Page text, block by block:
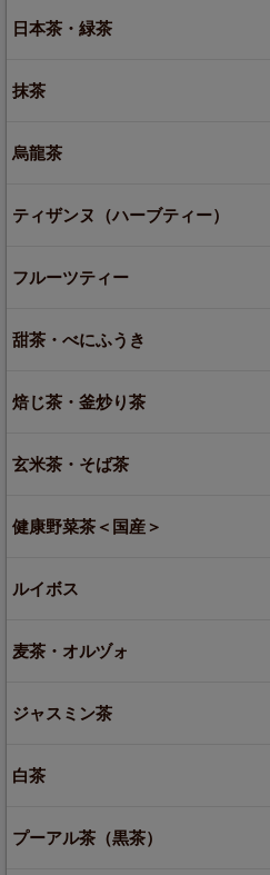
日本茶・緑茶
抹茶
烏龍茶
ティザンヌ（ハーブティー）
フルーツティー
甜茶・べにふうき
焙じ茶・釜炒り茶
玄米茶・そば茶
健康野菜茶＜国産＞
ルイボス
麦茶・オルヅォ
ジャスミン茶
白茶
プーアル茶（黒茶）